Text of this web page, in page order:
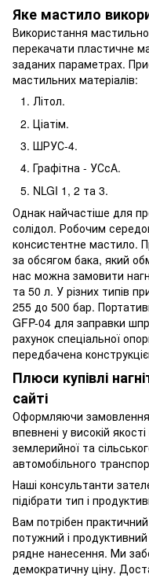
Яке мастило
Використання
перекачати пластичне
заданих параметрах.
мастильних матеріалів:
Літол.
Ціатім.
ШРУС-4.
Графітна - УСсА.
NLGI 1, 2 та 3.
Однак найчастіше для
солідол. Робочим
консистентне мастило.
за обсягом бака, який
нас можна замовити
та 50 л. У різних типів
255 до 500 бар.
GFP-04 для заправки
рахунок спеціальної
передбачена
Плюси купівлі
сайті
Оформляючи
впевнені у високій
землерийної та
автомобільного
Наші консультанти
підібрати тип і
Вам потрібен
потужний і
рядне нанесення. Ми
демократичну ціну.